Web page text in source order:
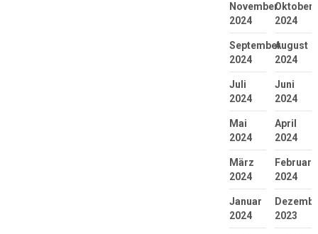
November
2024
Oktober
2024
September
2024
August
2024
Juli
2024
Juni
2024
Mai
2024
April
2024
März
2024
Februar
2024
Januar
2024
2023